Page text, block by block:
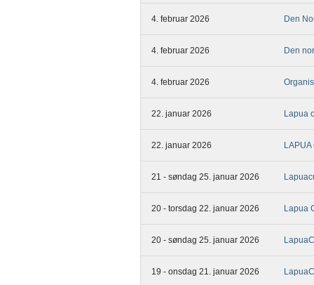
4. februar 2026 Den
4. februar 2026 Den
4. februar 2026
22. januar 2026 Lapua
22. januar 2026
21 - søndag 25. januar 2026
20 - torsdag 22. januar 2026 Lapua
20 - søndag 25. januar 2026
19 - onsdag 21. januar 2026